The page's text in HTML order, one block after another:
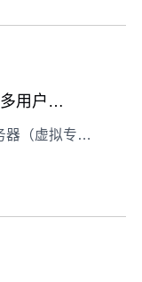
大模型协作开发：VPS服务器多用户权限管理实战
大模型协作开发场景下，VPS服务器（虚拟专用服务器）的多用户权限管理如同项目组的“数字门禁”——既要保障数据安全，又要让不同角色高效协作。本文分享从架构理解到故障排错的全流程技巧。